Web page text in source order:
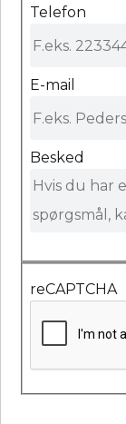
Telefon
E-mail
Besked
reCAPTCHA